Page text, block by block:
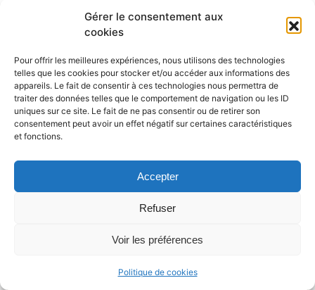
Gérer le consentement aux
cookies
Pour offrir les meilleures expériences, nous utilisons des technologies
telles que les cookies pour stocker et/ou accéder aux informations des
appareils. Le fait de consentir à ces technologies nous permettra de
traiter des données telles que le comportement de navigation ou les ID
uniques sur ce site. Le fait de ne pas consentir ou de retirer son
consentement peut avoir un effet négatif sur certaines caractéristiques
et fonctions.
Accepter
Refuser
Voir les préférences
Politique de cookies
Casall ASK x Contender
Major winner in CSIO5* 1.60m
Performer en 160cm
Super mental pour gagner
Jument performer